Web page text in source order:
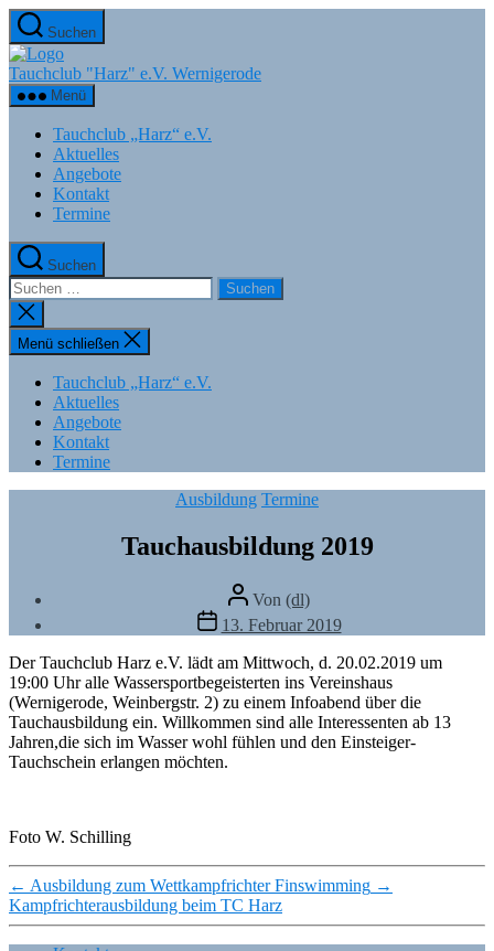
Zum
Inhalt
springen
Suchen
Tauchclub "Harz" e.V. Wernigerode
Menü
Tauchclub „Harz“ e.V.
Aktuelles
Angebote
Kontakt
Termine
Suchen
Suchen
nach:
Suche
schließen
Menü schließen
Tauchclub „Harz“ e.V.
Aktuelles
Angebote
Kontakt
Termine
Kategorien
Ausbildung Termine
Tauchausbildung 2019
Beitragsautor
Von (dl)
Veröffentlichungsdatum
13. Februar 2019
Der Tauchclub Harz e.V. lädt am Mittwoch, d. 20.02.2019 um
19:00 Uhr alle Wassersportbegeisterten ins Vereinshaus
(Wernigerode, Weinbergstr. 2) zu einem Infoabend über die
Tauchausbildung ein. Willkommen sind alle Interessenten ab 13
Jahren,die sich im Wasser wohl fühlen und den Einsteiger-
Tauchschein erlangen möchten.
Foto W. Schilling
← Ausbildung zum Wettkampfrichter Finswimming →
Kampfrichterausbildung beim TC Harz